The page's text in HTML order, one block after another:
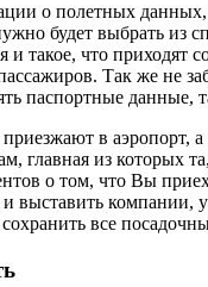
о полетных
будет выбрать из
и такое, что
Так же не
паспортные
в аэропорт,
главная из которых
о том, что Вы
и выставить
все